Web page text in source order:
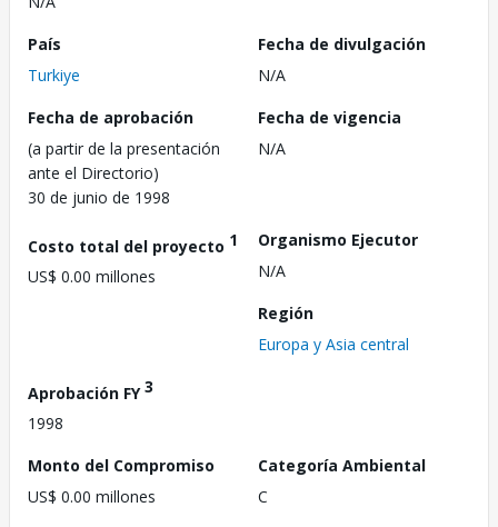
País
Turkiye
Fecha de divulgación
N/A
Fecha de aprobación
(a partir de la presentación
ante el Directorio)
30 de junio de 1998
Fecha de vigencia
N/A
Costo total del proyecto 1
US$ 0.00 millones
Organismo Ejecutor
N/A
Región
Europa y Asia central
Aprobación FY3
1998
Monto del Compromiso
US$ 0.00 millones
Categoría Ambiental
C